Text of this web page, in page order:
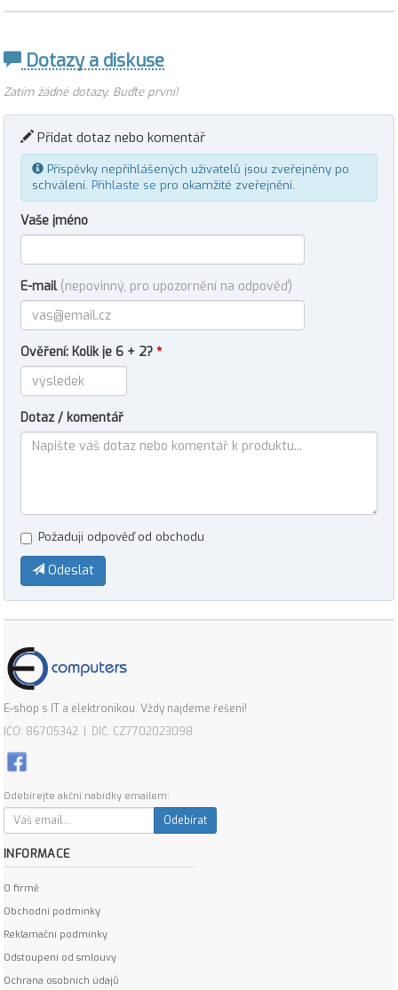
Dotazy a diskuse
Zatím žádné dotazy. Buďte první!
Přidat dotaz nebo komentář
Příspěvky nepřihlášených uživatelů jsou zveřejněny po
schválení. Přihlaste se pro okamžité zveřejnění.
Vaše jméno
E-mail (nepovinný, pro upozornění na odpověď)
Ověření: Kolik je 6 + 2? *
Dotaz / komentář
Požaduji odpověď od obchodu
Odeslat
E-shop s IT a elektronikou. Vždy najdeme řešení!
IČO: 86705342 | DIČ: CZ7702023098
Odebírejte akční nabídky emailem:
Odebírat
INFORMACE
O firmě
Obchodní podmínky
Reklamační podmínky
Odstoupení od smlouvy
Ochrana osobních údajů